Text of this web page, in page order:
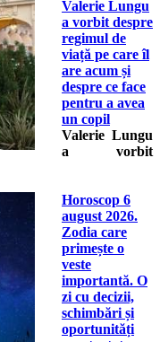
Valerie Lungu
a vorbit despre
regimul de
viață pe care îl
are acum și
despre ce face
pentru a avea
un copil
Valerie Lungu
a vorbit
Horoscop 6
august 2026.
Zodia care
primește o
veste
importantă. O
zi cu decizii,
schimbări și
oportunități